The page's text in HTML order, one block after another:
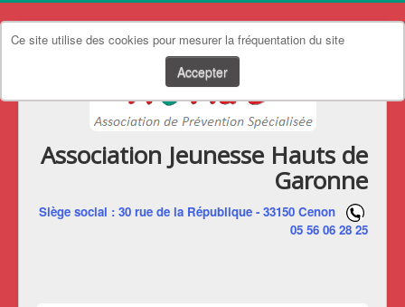
Ce site utilise des cookies pour mesurer la fréquentation du site
Accepter
Association Jeunesse Hauts de
Garonne
Siège social : 30 rue de la République - 33150 Cenon
05 56 06 28 25